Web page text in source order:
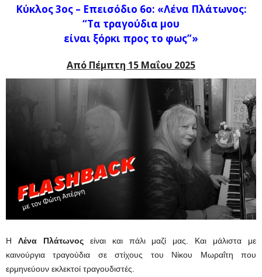
Κύκλος 3ος – Επεισόδιο 6ο: «Λένα Πλάτωνος:
“Τα τραγούδια μου
είναι ξόρκι προς το φως”»
Από Πέμπτη 15 Μαΐου 2025
Η Λένα Πλάτωνοςείναι και πάλι μαζί μας. Και μάλιστα με
καινούργια τραγούδια σε στίχους του Νίκου Μωραΐτη που
ερμηνεύουν εκλεκτοί τραγουδιστές.